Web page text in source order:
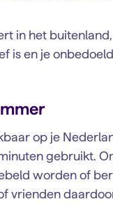
in het
is en je
op je
gebruikt.
worden of
vrienden